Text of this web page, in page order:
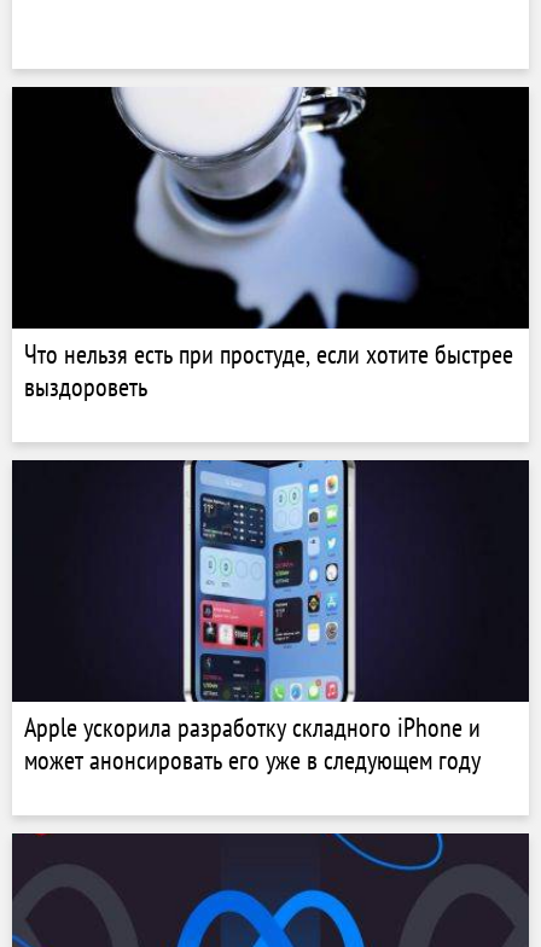
Что нельзя есть при простуде, если хотите быстрее
выздороветь
Apple ускорила разработку складного iPhone и
может анонсировать его уже в следующем году